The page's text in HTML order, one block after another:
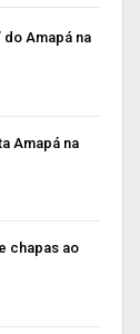
Amapá na
Amapá na
chapas ao